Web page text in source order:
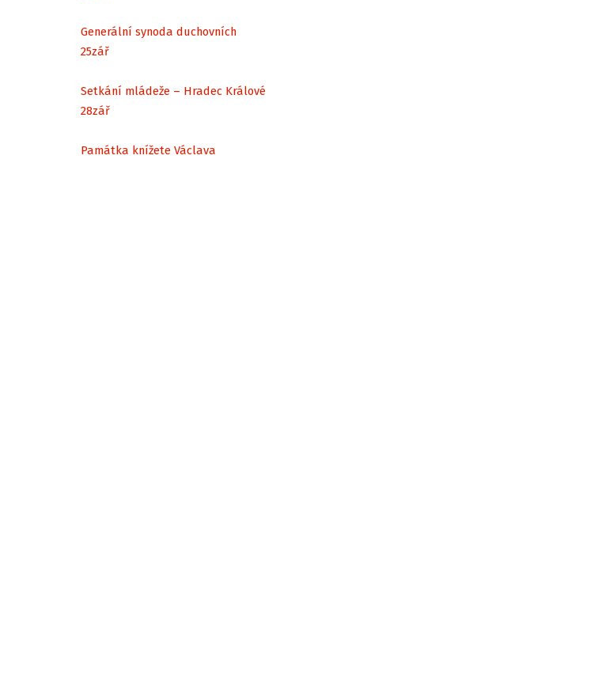
Generální synoda duchovních
25zář
Setkání mládeže – Hradec Králové
28zář
Památka knížete Václava